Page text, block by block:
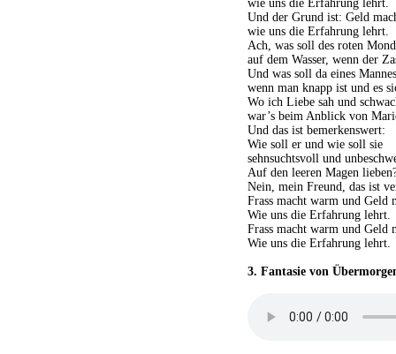
wie uns die Erfahrung lehrt.
Und der Grund ist: Geld
wie uns die Erfahrung lehrt.
Ach, was soll des roten
auf dem Wasser, wenn der
Und was soll da eines
wenn man knapp ist und es
Wo ich Liebe sah und
war’s beim Anblick von
Und das ist bemerkenswert:
Wie soll er und wie soll sie
sehnsuchtsvoll und
Auf den leeren Magen
Nein, mein Freund, das ist
Frass macht warm und Geld
Wie uns die Erfahrung lehrt.
Frass macht warm und Geld
Wie uns die Erfahrung lehrt.
3. Fantasie von